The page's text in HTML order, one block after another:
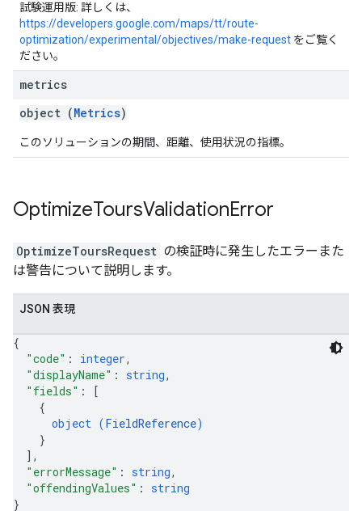
試験運用版: 詳しくは、
https://developers.google.com/maps/tt/route-
optimization/experimental/objectives/make-request をご覧く
ださい。
metrics
object (Metrics)
このソリューションの期間、距離、使用状況の指標。
OptimizeToursValidationError
OptimizeToursRequest の検証時に発生したエラーまた
は警告について説明します。
JSON 表現
{
"code" : integer,
"displayName" : string,
"fields" :
[
{
object (FieldReference)
}
] ,
"errorMessage" : string,
"offendingValues" : string
}